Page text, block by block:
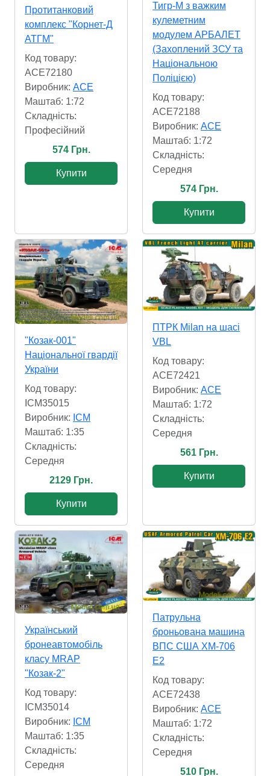
Протитанковий
комплекс "Корнет-Д
АТГМ"
Код товару:
ACE72180
Виробник: ACE
Маштаб: 1:72
Складність:
Професійний
574 Грн.
Купити
Тигр-М з важким
кулеметним
модулем АРБАЛЕТ
(Захоплений ЗСУ та
Національною
Поліцією)
Код товару:
ACE72188
Виробник: ACE
Маштаб: 1:72
Складність:
Cередня
574 Грн.
Купити
"Козак-001"
Національної гвардії
України
Код товару:
ICM35015
Виробник: ICM
Маштаб: 1:35
Складність:
Cередня
2129 Грн.
Купити
ПТРК Milan на шасі
VBL
Код товару:
ACE72421
Виробник: ACE
Маштаб: 1:72
Складність:
Cередня
561 Грн.
Купити
Український
бронеавтомобіль
класу MRAP
"Козак-2"
Код товару:
ICM35014
Виробник: ICM
Маштаб: 1:35
Складність:
Cередня
Патрульна
броньована машина
ВПС США XM-706
E2
Код товару:
ACE72438
Виробник: ACE
Маштаб: 1:72
Складність:
Cередня
510 Грн.